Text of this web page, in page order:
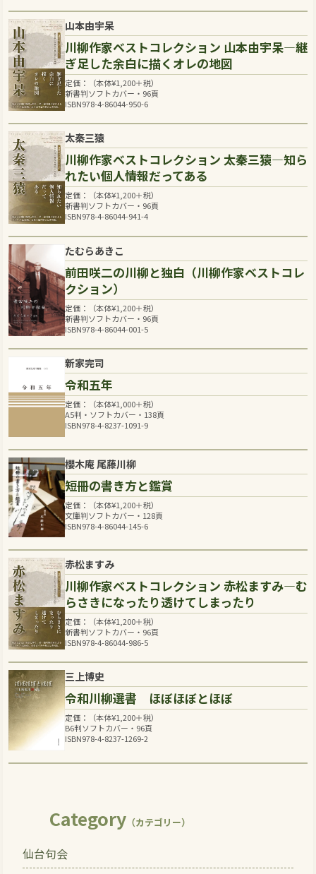
山本由宇呆
川柳作家ベストコレクション 山本由宇呆―継
ぎ足した余白に描くオレの地図
定価：（本体¥1,200＋税）
新書判ソフトカバー・96頁
ISBN978-4-86044-950-6
太秦三猿
川柳作家ベストコレクション 太秦三猿―知ら
れたい個人情報だってある
定価：（本体¥1,200＋税）
新書判ソフトカバー・96頁
ISBN978-4-86044-941-4
たむらあきこ
前田咲二の川柳と独白（川柳作家ベストコレ
クション）
定価：（本体¥1,200＋税）
新書判ソフトカバー・96頁
ISBN978-4-86044-001-5
新家完司
令和五年
定価：（本体¥1,000＋税）
A5判・ソフトカバー・138頁
ISBN978-4-8237-1091-9
櫻木庵 尾藤川柳
短冊の書き方と鑑賞
定価：（本体¥1,200＋税）
文庫判ソフトカバー・128頁
ISBN978-4-86044-145-6
赤松ますみ
川柳作家ベストコレクション 赤松ますみ―む
らさきになったり透けてしまったり
定価：（本体¥1,200＋税）
新書判ソフトカバー・96頁
ISBN978-4-86044-986-5
三上博史
令和川柳選書 ほぼほぼとほぼ
定価：（本体¥1,200＋税）
B6判ソフトカバー・96頁
ISBN978-4-8237-1269-2
Category （カテゴリー）
仙台句会